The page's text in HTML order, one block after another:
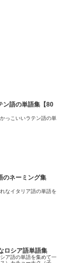
ン語の単語集【80
っこいいラテン語の単
のネーミング集
なイタリア語の単語を
ロシア語単語集
ア語の単語を集めて一